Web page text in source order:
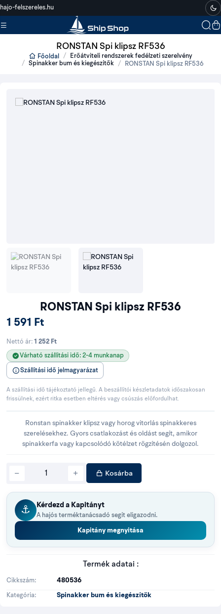
hajo-felszereles.hu
RONSTAN Spi klipsz RF536
Főoldal
Erőátviteli rendszerek fedélzeti szerelvény
Spinakker bum és kiegészítők
RONSTAN Spi klipsz RF536
RONSTAN Spi klipsz RF536
1 591 Ft
Nettó ár: 1 252 Ft
Várható szállítási idő: 2-4 munkanap
Szállítási idő jelmagyarázat
A szállítási idő tájékoztató jellegű. A beszállítói készletadatok időszakosan
frissülnek, ezért ritka esetben eltérés vagy csúszás előfordulhat.
Ronstan spinakker klipsz vagy horog vitorlás spinakkeres
szerelésekhez. Gyors csatlakozást és oldást segít, amikor
spinakkerfa vagy kapcsolódó kötélzet rögzítésén dolgozol.
Kosárba
⚓ Kérdezd a Kapitányt
A hajós terméktanácsadó segít eligazodni.
Kapitány megnyitása
Termék adatai :
Cikkszám 480536
Kategória Spinakker bum és kiegészítők